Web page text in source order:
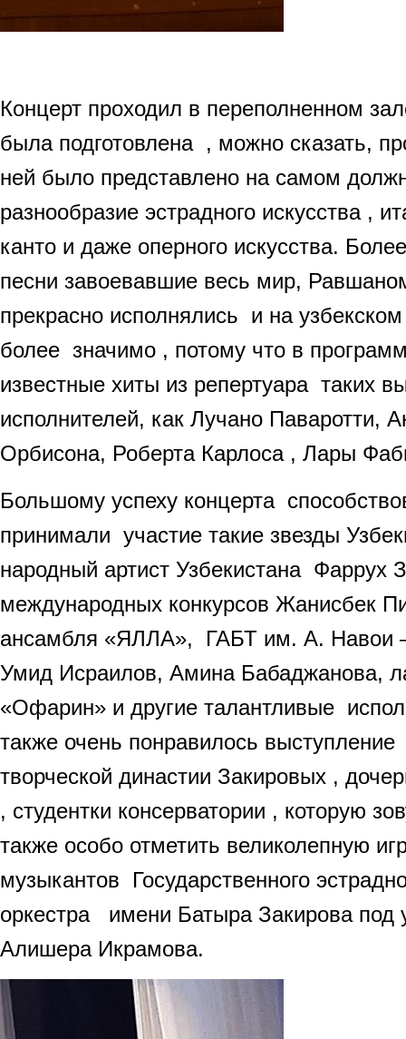
Концерт проходил в переполненном
была подготовлена , можно сказать,
ней было представлено на самом
разнообразие эстрадного искусства ,
канто и даже оперного искусства.
песни завоевавшие весь мир,
прекрасно исполнялись и на
более значимо , потому что в
известные хиты из репертуара таких
исполнителей, как Лучано Паваротти,
Орбисона, Роберта Карлоса , Лары
Большому успеху концерта
принимали участие такие звезды
народный артист Узбекистана Фаррух
международных конкурсов Жанисбек
ансамбля «ЯЛЛА», ГАБТ им. А. Навои
Умид Исраилов, Амина Бабаджанова,
«Офарин» и другие талантливые
также очень понравилось
творческой династии Закировых ,
, студентки консерватории , которую
также особо отметить великолепную
музыкантов Государственного
оркестра имени Батыра Закирова под
Алишера Икрамова.